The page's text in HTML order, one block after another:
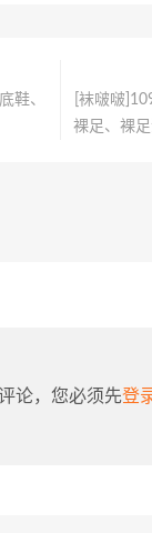
鞋、
[袜啵啵
裸足、裸
论，您必须先登